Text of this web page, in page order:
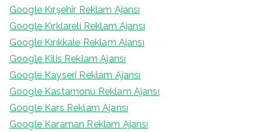
Google Kırşehir Reklam Ajansı
Google Kırklareli Reklam Ajansı
Google Kırıkkale Reklam Ajansı
Google Kilis Reklam Ajansı
Google Kayseri Reklam Ajansı
Google Kastamonu Reklam Ajansı
Google Kars Reklam Ajansı
Google Karaman Reklam Ajansı